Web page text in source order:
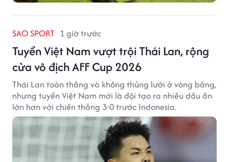
SAO SPORT 1 giờ trước
Tuyển Việt Nam vượt trội Thái Lan, rộng
cửa vô địch AFF Cup 2026
Thái Lan toàn thắng và không thủng lưới ở vòng bảng,
nhưng tuyển Việt Nam mới là đội tạo ra nhiều dấu ấn
lớn hơn với chiến thắng 3-0 trước Indonesia.